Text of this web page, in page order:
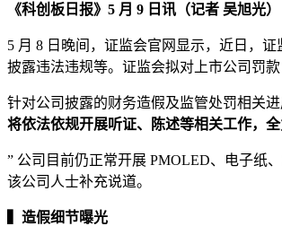
《科创板日报》5 月 9 日讯（记者 吴旭光）
5 月 8 日晚间，证监会官网显示，近日，
披露违法违规等。证监会拟对上市公司罚
针对公司披露的财务造假及监管处罚相关
将依法依规开展听证、陈述等相关工作，
” 公司目前仍正常开展 PMOLED、电子纸
该公司人士补充说道。
▍造假细节曝光